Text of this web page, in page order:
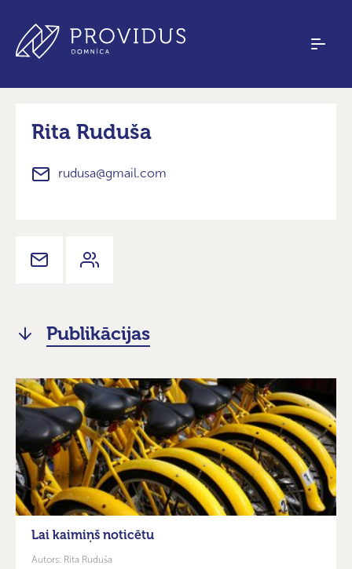
Rita Ruduša
rudusa@gmail.com
Publikācijas
Lai kaimiņš noticētu
Autors: Rita Ruduša